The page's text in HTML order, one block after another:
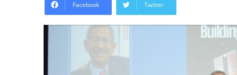
Facebook Twitter